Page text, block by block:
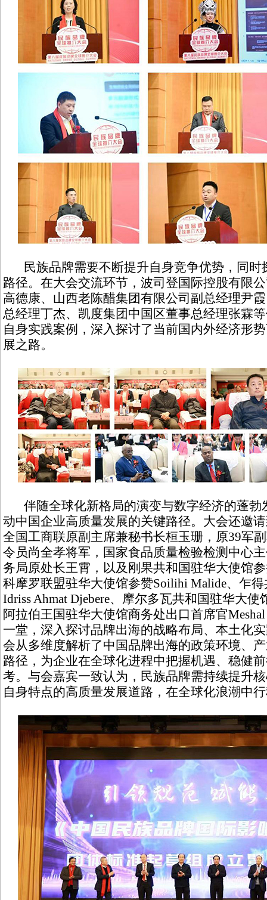
民族品牌需要不断提升自身竞争优势，同时
路径。在大会交流环节，‌波司登国际控股有限
高德康、山西老陈醋集团有限公司副总经理尹
总经理‌丁杰、凯度集团中国区董事总经理张霖
自身实践案例，深入探讨了当前国内外经济形
展之路。
伴随全球化新格局的演变与数字经济的蓬勃
动中国企业高质量发展的关键路径。大会还邀
全国工商联原副主席兼秘书长桓玉珊，原39军
令员尚全孝将军，国家食品质量检验检测中心
务局原处长王霄，以及刚果共和国驻华大使馆参
科摩罗联盟驻华大使馆参赞Soilihi Malide、乍
Idriss Ahmat Djebere、摩尔多瓦共和国驻华大
阿拉伯王国驻华大使馆商务处出口首席官
一堂，深入探讨品牌出海的战略布局、本土化
会从多维度解析了中国品牌出海的政策环境、
路径，为企业在全球化进程中把握机遇、稳健
考。与会嘉宾一致认为，民族品牌需持续提升
自身特点的高质量发展道路，在全球化浪潮中